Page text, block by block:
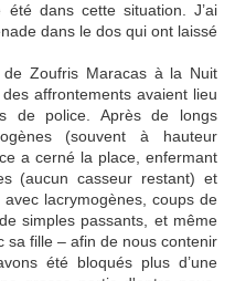
dans cette situation. J’ai
dans le dos qui ont laissé
Zoufris Maracas à la Nuit
affrontements avaient lieu
de police. Après de longs
(souvent à hauteur
a cerné la place, enfermant
(aucun casseur restant) et
lacrymogènes, coups de
simples passants, et même
sa fille – afin de nous contenir
été bloqués plus d’une